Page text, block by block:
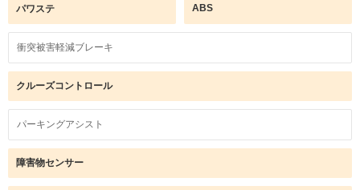
パワステ ABS
衝突被害軽減ブレーキ
クルーズコントロール
パーキングアシスト
障害物センサー